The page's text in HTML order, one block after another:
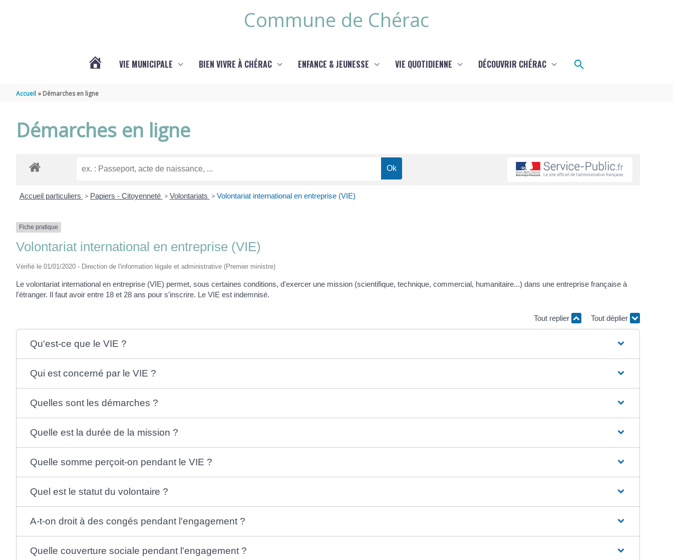
Commune de Chérac
VIE MUNICIPALE BIEN VIVRE À CHÉRAC ENFANCE & JEUNESSE VIE QUOTIDIENNE DÉCOUVRIR CHÉRAC Rechercher
Accueil Démarches en ligne
Démarches en ligne
Accueil particuliers > Papiers - Citoyenneté > Volontariats > Volontariat international en entreprise (VIE)
Fiche pratique
Volontariat international en entreprise (VIE)
Vérifié le 01/01/2020 - Direction de l'information légale et administrative (Premier ministre)
Le volontariat international en entreprise (VIE) permet, sous certaines conditions, d'exercer une mission (scientifique, technique, commercial, humanitaire...) dans une entreprise française à
l'étranger. Il faut avoir entre 18 et 28 ans pour s'inscrire. Le VIE est indemnisé.
Tout replier Tout déplier
Qu'est-ce que le VIE ?
Qui est concerné par le VIE ?
Quelles sont les démarches ?
Quelle est la durée de la mission ?
Quelle somme perçoit-on pendant le VIE ?
Quel est le statut du volontaire ?
A-t-on droit à des congés pendant l'engagement ?
Quelle couverture sociale pendant l'engagement ?